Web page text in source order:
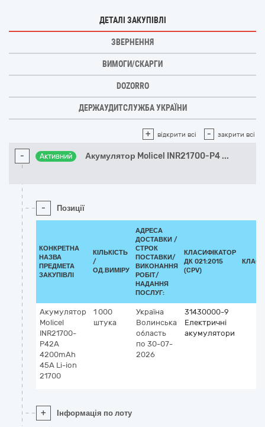
ДЕТАЛІ ЗАКУПІВЛІ
ЗВЕРНЕННЯ
ВИМОГИ/СКАРГИ
DOZORRO
ДЕРЖАУДИТСЛУЖБА УКРАЇНИ
+ відкрити всі - закрити всі
- Активний Акумулятор Molicel INR21700-P4 ...
- Позиції
КОНКРЕТНА
НАЗВА
ПРЕДМЕТА
ЗАКУПІВЛІ
КІЛЬКІСТЬ
/
ОД.ВИМІРУ
АДРЕСА
ДОСТАВКИ /
СТРОК
ПОСТАВКИ/
ВИКОНАННЯ
РОБІТ/
НАДАННЯ
ПОСЛУГ:
КЛАСИФІКАТОР
ДК 021:2015
(CPV)
Акумулятор
Molicel
INR21700-
P42A
4200mAh
45A Li-ion
21700
1 000
штука
Україна
Волинська
область
по 30-07-
2026
31430000-9
Електричні
акумулятори
+ Інформація по лоту